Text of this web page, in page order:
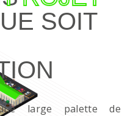
SOIT
large palette de